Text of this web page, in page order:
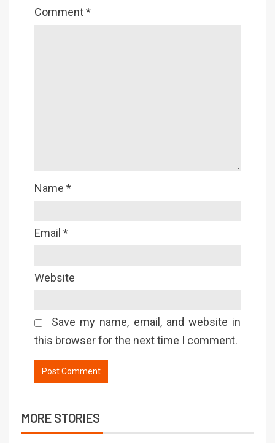
Comment*
Name *
Email *
Website
Save my name, email, and website in
this browser for the next time I comment.
MORE STORIES